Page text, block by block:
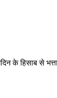
के हिसाब से